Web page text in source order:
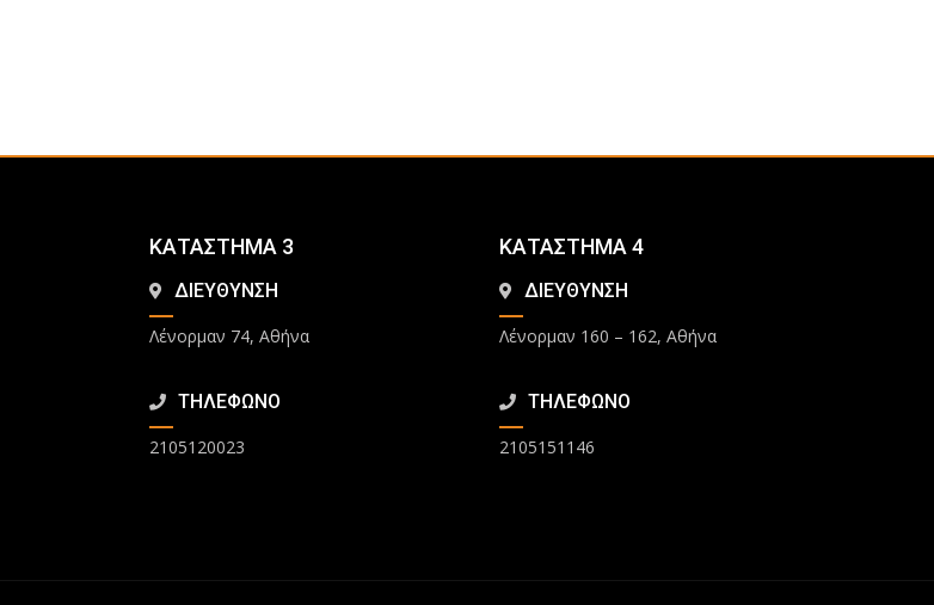
ΚΑΤΑΣΤΗΜΑ 3
ΔΙΕΥΘΥΝΣΗ
Λένορμαν 74, Αθήνα
ΤΗΛΕΦΩΝΟ
2105120023
ΚΑΤΑΣΤΗΜΑ 4
ΔΙΕΥΘΥΝΣΗ
Λένορμαν 160 – 162, Αθήνα
ΤΗΛΕΦΩΝΟ
2105151146